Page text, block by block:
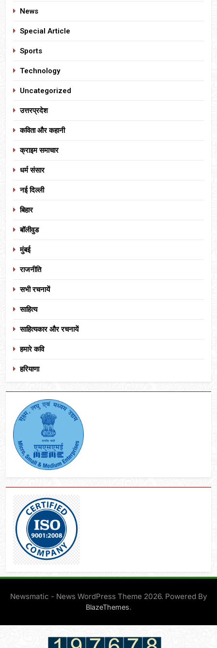
News
Special Article
Sports
Technology
Uncategorized
उत्तरप्रदेश
कविता और कहानी
क्राइम समाचार
धर्म संसार
नई दिल्ली
बिहार
बॉलीवुड
मुंबई
राजनीति
सभी रचनायें
साहित्य
साहित्यकार और रचनायें
हमारे कवि
हरियाणा
Newsmatic - News WordPress Theme 2026. Powered By
BlazeThemes.